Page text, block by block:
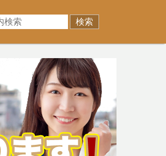
、「買取」は短期ではあるが相場よ
の専門家が解決致します！